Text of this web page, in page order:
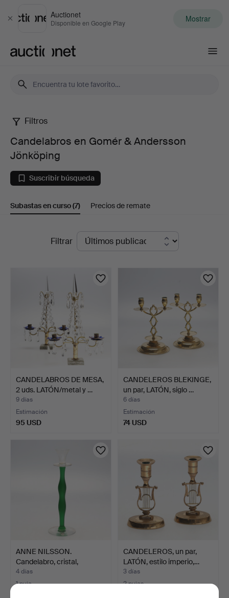
Cerrar
Auctionet
Disponible en Google Play Mostrar
Candelabros
en
Gomér
&
Jönköping
Filtros
Candelabros en Gomér & Andersson
Jönköping
Suscribir búsqueda
Subastas en curso(7) Precios de remate
SubastasFiltrar
CANDELABROS DE MESA,
2 uds. LATÓN/metal y …
9 días
Estimación
95 USD
CANDELEROS BLEKINGE,
un par, LATÓN, siglo …
6 días
Estimación
74 USD
ANNE NILSSON.
Candelabro, cristal,
"Celest…
4 días
1 puja
CANDELEROS, un par,
LATÓN, estilo imperio,…
3 días
2 pujas